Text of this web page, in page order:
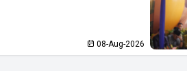
08-Aug-2026